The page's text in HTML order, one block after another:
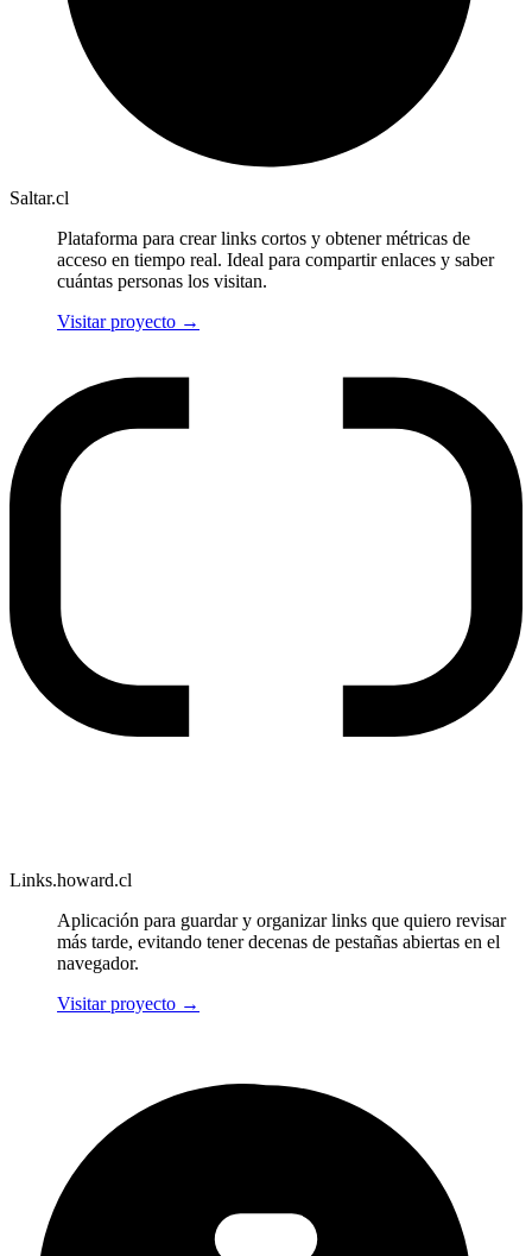
Saltar.cl
Plataforma para crear links cortos y obtener métricas de
acceso en tiempo real. Ideal para compartir enlaces y saber
cuántas personas los visitan.
Visitar proyecto →
Links.howard.cl
Aplicación para guardar y organizar links que quiero revisar
más tarde, evitando tener decenas de pestañas abiertas en el
navegador.
Visitar proyecto →